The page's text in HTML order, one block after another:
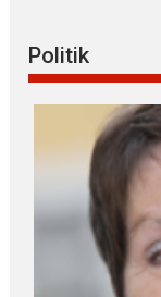
Politik